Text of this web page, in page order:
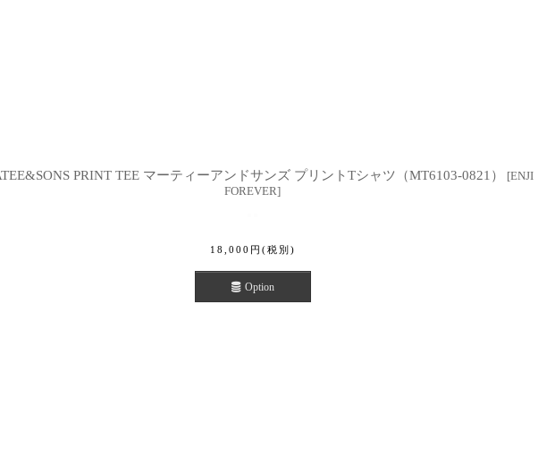
PRINT TEE マーティーアンドサンズ プリントTシャツ（MT6103-0821） [ENJI
FOREVER]
18,000 円 (税別)
Option